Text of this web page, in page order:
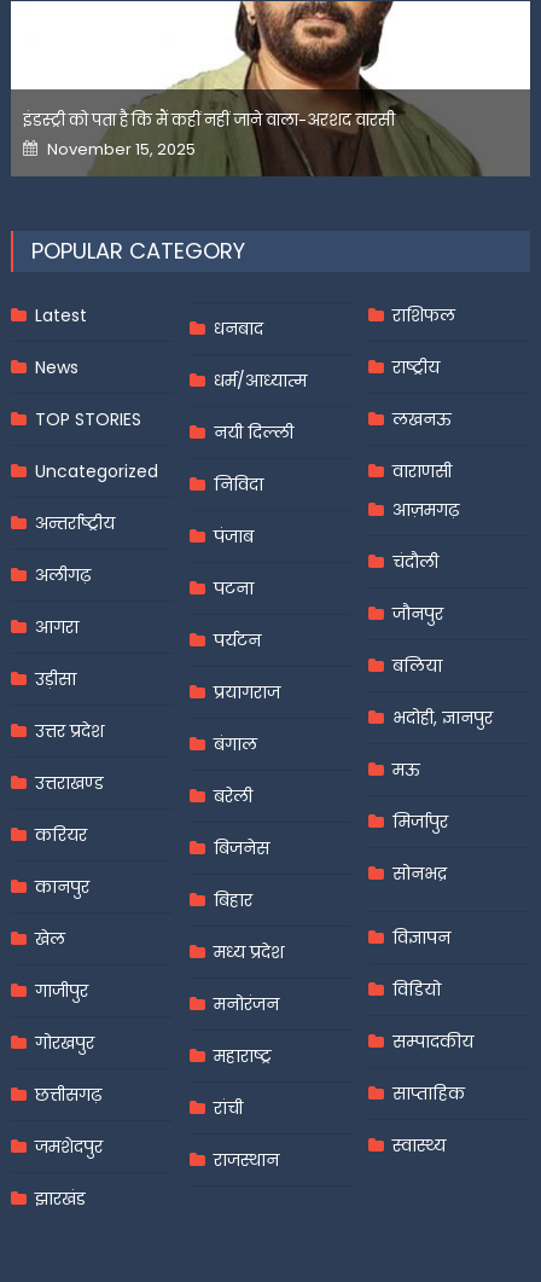
इंडस्ट्री को पता है कि मैं कहीं नहीं जाने वाला-अरशद वारसी
Posted
on
November 15, 2025
POPULAR CATEGORY
Latest
News
TOP STORIES
Uncategorized
अन्तर्राष्ट्रीय
अलीगढ़
आगरा
उड़ीसा
उत्तर प्रदेश
उत्तराखण्ड
करियर
कानपुर
खेल
गाजीपुर
गोरखपुर
छत्तीसगढ़
जमशेदपुर
झारखंड
धनबाद
धर्म/आध्यात्म
नयी दिल्ली
निविदा
पंजाब
पटना
पर्यटन
प्रयागराज
बंगाल
बरेली
बिजनेस
बिहार
मध्य प्रदेश
मनोरंजन
महाराष्ट्र
रांची
राजस्थान
राशिफल
राष्ट्रीय
लखनऊ
वाराणसी
आज़मगढ़
चंदौली
जौनपुर
बलिया
भदोही, ज्ञानपुर
मऊ
मिर्जापुर
सोनभद्र
विज्ञापन
विडियो
सम्पादकीय
साप्ताहिक
स्वास्थ्य